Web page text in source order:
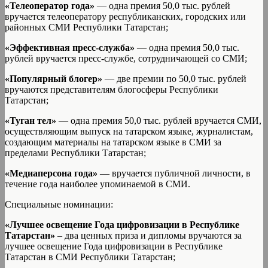
«Телеоператор года» — одна премия 50,0 тыс. рублей
вручается телеоператору республиканских, городских или
районных СМИ Республики Татарстан;
«Эффективная пресс-служба» — одна премия 50,0 тыс.
рублей вручается пресс-службе, сотрудничающей со СМИ;
«Популярный блогер» — две премии по 50,0 тыс. рублей
вручаются представителям блогосферы Республики
Татарстан;
«Туган тел» — одна премия 50,0 тыс. рублей вручается СМИ,
осуществляющим выпуск на татарском языке, журналистам,
создающим материалы на татарском языке в СМИ за
пределами Республики Татарстан;
«Медиаперсона года» — вручается публичной личности, в
течение года наиболее упоминаемой в СМИ.
Специальные номинации:
«Лучшее освещение Года цифровизации в Республике
Татарстан» – два ценных приза и дипломы вручаются за
лучшее освещение Года цифровизации в Республике
Татарстан в СМИ Республики Татарстан;